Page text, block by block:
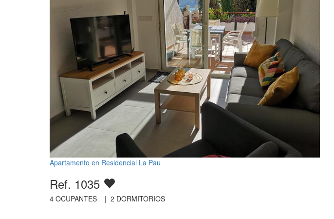
Apartamento en Residencial La Pau
Ref. 1035
4 OCUPANTES | 2 DORMITORIOS